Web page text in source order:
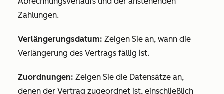
Zahlungen.
Verlängerungsdatum: Zeigen Sie an, wann die
Verlängerung des Vertrags fällig ist.
Zuordnungen: Zeigen Sie die Datensätze an,
denen der Vertrag zugeordnet ist, einschließlich